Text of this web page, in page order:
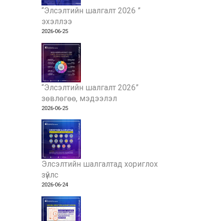
“Элсэлтийн шалгалт 2026 ”
эхэллээ
2026-06-25
“Элсэлтийн шалгалт 2026”
зөвлөгөө, мэдээлэл
2026-06-25
Элсэлтийн шалгалтад хориглох
зүйлс
2026-06-24